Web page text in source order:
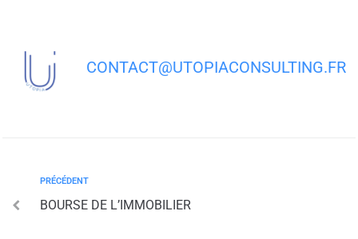
CONTACT@UTOPIACONSULTING.FR
PRÉCÉDENT
BOURSE DE L’IMMOBILIER